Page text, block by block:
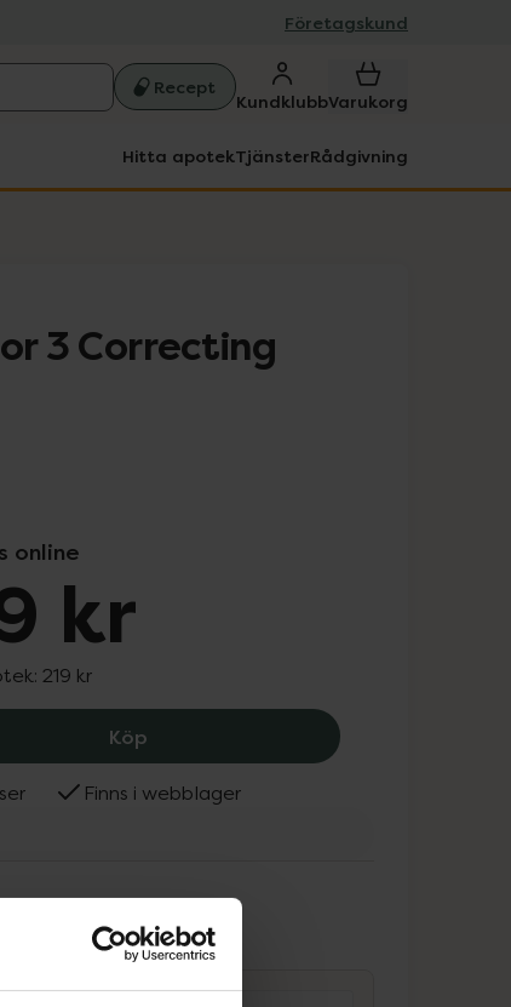
Företagskund
Recept
KundklubbVarukorg
Hitta apotekTjänsterRådgivning
3 Correcting
online
kr
219 kr
Köp Lumene CC Color 3 Correcting
Finns i webblager